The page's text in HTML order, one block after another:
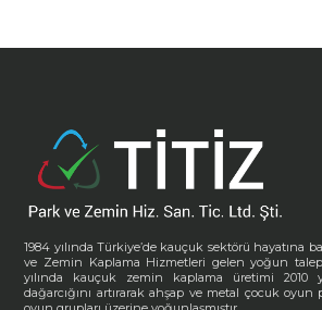
1984 yılında Türkiye’de kauçuk sektörü hayatına
ve Zemin Kaplama Hizmetleri gelen yoğun
yılında kauçuk zemin kaplama üretimi 2010
dağarcığını artırarak ahşap ve metal çocuk oyun